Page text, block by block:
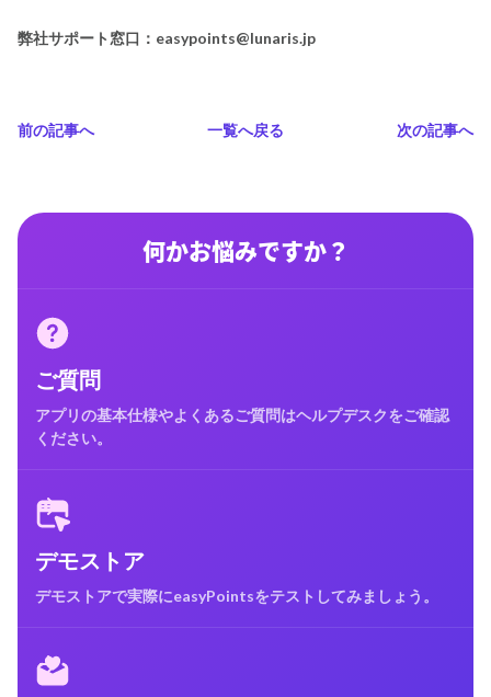
弊社サポート窓口：easypoints@lunaris.jp
前の記事へ 一覧へ戻る 次の記事へ
何かお悩みですか？
ご質問
アプリの基本仕様やよくあるご質問はヘルプデスクをご確認
ください。
デモストア
デモストアで実際にeasyPointsをテストしてみましょう。